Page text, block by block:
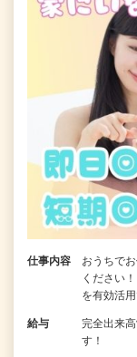
仕事内容
おうちで
ください
を有効活
給与
完全出来
す！